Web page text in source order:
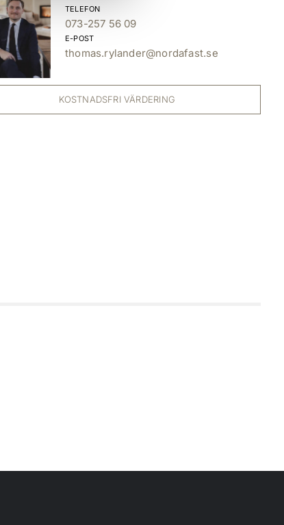
TELEFON
073-257 56 09
E-POST
thomas.rylander@nordafast.se
KOSTNADSFRI VÄRDERING